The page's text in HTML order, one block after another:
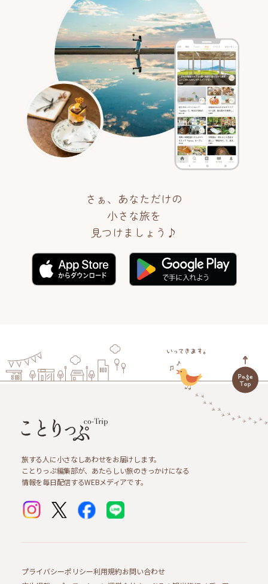
さぁ、あなただけの
小さな旅を
見つけましょう♪
旅する人に小さなしあわせをお届けします。
ことりっぷ編集部が、あたらしい旅のきっかけになる
情報を毎日配信するWEBメディアです。
プライバシーポリシー利用規約お問い合わせ